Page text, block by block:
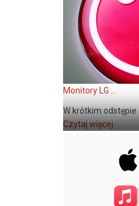
Monitory LG ...
W krótkim odstępie
Czytaj więcej